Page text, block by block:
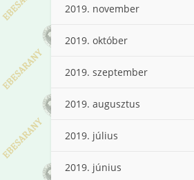
2019. november
2019. október
2019. szeptember
2019. augusztus
2019. július
2019. június